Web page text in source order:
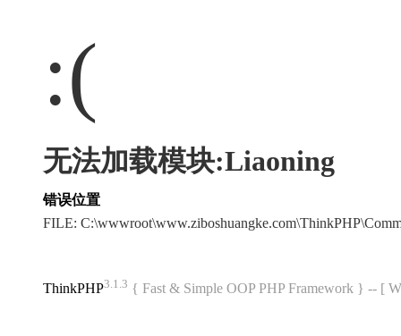
:(
无法加载模块:Liaoning
错误位置
FILE:
ThinkPHP3.1.3 { Fast & Simple OOP PHP Framework } -- [